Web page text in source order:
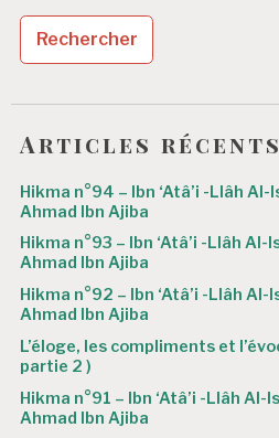
Articles récents
Hikma n°94 – Ibn ‘Atâ’i -Llâh
Ahmad Ibn Ajiba
Hikma n°93 – Ibn ‘Atâ’i -Llâh
Ahmad Ibn Ajiba
Hikma n°92 – Ibn ‘Atâ’i -Llâh
Ahmad Ibn Ajiba
L’éloge, les compliments et
partie 2 )
Hikma n°91 – Ibn ‘Atâ’i -Llâh
Ahmad Ibn Ajiba